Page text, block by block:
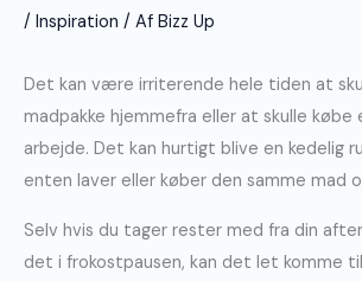
/ Inspiration / Af Bizz Up
Det kan være irriterende hele tiden at
madpakke hjemmefra eller at skulle købe
arbejde. Det kan hurtigt blive en kedelig
enten laver eller køber den samme mad
Selv hvis du tager rester med fra din
det i frokostpausen, kan det let komme